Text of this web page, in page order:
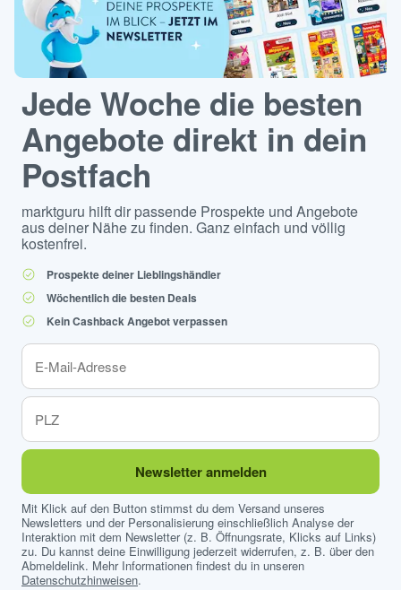
Jede Woche die besten
Angebote direkt in dein
Postfach
marktguru hilft dir passende Prospekte und Angebote
aus deiner Nähe zu finden. Ganz einfach und völlig
kostenfrei.
Prospekte deiner Lieblingshändler
Wöchentlich die besten Deals
Kein Cashback Angebot verpassen
Newsletter anmelden
Mit Klick auf den Button stimmst du dem Versand unseres
Newsletters und der Personalisierung einschließlich Analyse der
Interaktion mit dem Newsletter (z. B. Öffnungsrate, Klicks auf Links)
zu. Du kannst deine Einwilligung jederzeit widerrufen, z. B. über den
Abmeldelink. Mehr Informationen findest du in unseren
Datenschutzhinweisen.